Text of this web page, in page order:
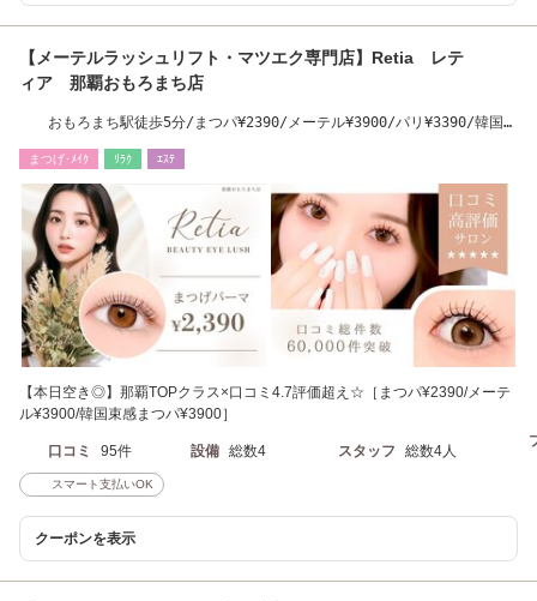
【メーテルラッシュリフト・マツエク専門店】Retia レテ
ィア 那覇おもろまち店
おもろまち駅徒歩5分/まつパ¥2390/メーテル¥3900/パリ¥3390/韓国
まつげ･ﾒｲｸ ﾘﾗｸ ｴｽﾃ
【本日空き◎】那覇TOPクラス×口コミ4.7評価超え☆［まつパ¥2390/メーテ
ル¥3900/韓国束感まつパ¥3900］
口コミ 95件 設備 総数4 スタッフ 総数4人
スマート支払いOK
クーポンを表示